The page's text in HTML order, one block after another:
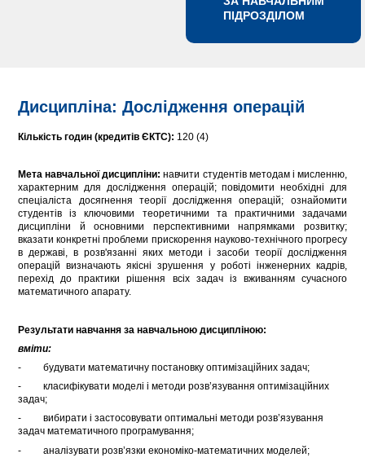
ПІДРОЗДІЛОМ
Дисципліна: Дослідження операцій
Кількість годин (кредитів ЄКТС): 120 (4)
Мета навчальноїдисципліни: навчити студентів методам і мисленню,
характерним для дослідження операцій; повідомити необхідні для
спеціаліста досягнення теорії дослідження операцій; ознайомити
студентів із ключовими теоретичними та практичними задачами
дисципліни й основними перспективними напрямками розвитку;
вказати конкретні проблеми прискорення науково-технічного прогресу
в державі, в розв'язанні яких методи і засоби теорії дослідження
операцій визначають якісні зрушення у роботі інженерних кадрів,
перехід до практики рішення всіх задач із вживанням сучасного
математичного апарату.
Результати навчання за навчальною дисципліною:
вміти:
- будувати математичну постановку оптимізаційних задач;
- класифікувати моделі і методи розв’язування оптимізаційних
задач;
- вибирати і застосовувати оптимальні методи розв’язування
задач математичного програмування;
- аналізувати розв’язки економіко-математичних моделей;